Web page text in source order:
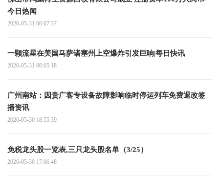
今日热闻
2026-05-31 06:07:37
一颗流星在美国马萨诸塞州上空爆炸引发巨响|每日快讯
2026-05-31 06:05:18
广州南站：因贵广客专设备故障影响临时停运列车免费退改签
播资讯
2026-05-30 18:55:39
免税龙头股一览表,三只龙头股名单（3/25）
2026-05-30 17:06:48